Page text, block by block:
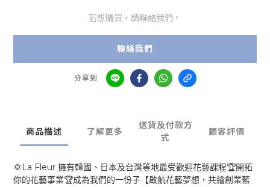
若想購買，請聯絡我們。
聯絡我們
分享到
商品描述 了解更多
送貨及付款方
式
顧客評價
💢La Fleur 擁有韓國、日本及台灣等地最受歡迎花藝課程🏆開拓
你的花藝事業🏆成為我們的一份子 【啟航花藝夢想，共繪創業藍